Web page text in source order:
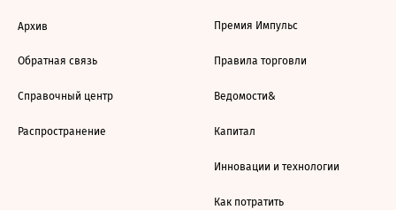
Архив
Обратная связь
Справочный центр
Распространение
Премия Импульс
Правила торговли
Ведомости&
Капитал
Инновации и технологии
Как потратить